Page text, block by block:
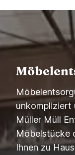
unkompliziert
Müller Müll
Möbelstücke
Ihnen zu